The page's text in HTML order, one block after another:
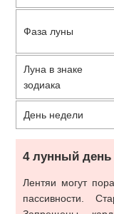
Фаза луны
Луна в знаке
зодиака
День недели
4 лунный день
Лентяи могут
пассивности.